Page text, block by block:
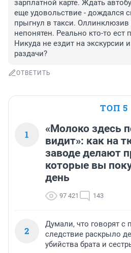
зарплатной карте. Ждать
еще удовольствие - дождался
прыгнул в такси.
непонятен. Реально кто-то ест
Никуда не ездит на экскурсии
раздачи?
ОТВЕТИТЬ
ТОП 5
1
«Молоко здесь
видит»: как на
заводе делают
которые вы
день
97 421 143
2
Думали, что говорят с
следствие раскрыло
убийства брата и